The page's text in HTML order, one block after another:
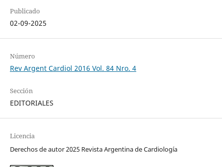
Publicado
02-09-2025
Número
Rev Argent Cardiol 2016 Vol. 84 Nro. 4
Sección
EDITORIALES
Licencia
Derechos de autor 2025 Revista Argentina de Cardiología